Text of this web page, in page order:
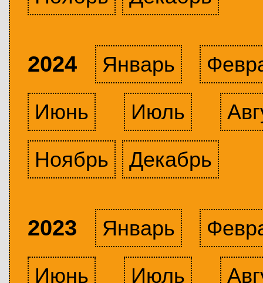
2024 Январь
Июнь
Июль
Ноябрь
Декабрь
2023 Январь
Июнь
Июль